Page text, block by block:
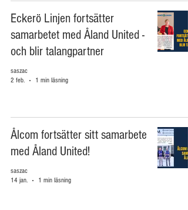
Eckerö Linjen fortsätter
samarbetet med Åland United -
och blir talangpartner
saszac
2 feb.
1 min läsning
Ålcom fortsätter sitt samarbete
med Åland United!
saszac
14 jan.
1 min läsning